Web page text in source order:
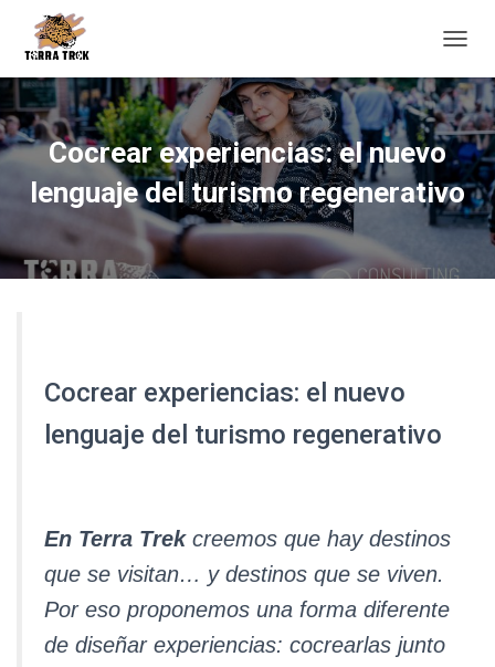
A
M
B
I
A
R
M
O
O
Cocrear experiencias: el nuevo
lenguaje del turismo regenerativo
Cocrear experiencias: el nuevo
lenguaje del turismo regenerativo
En Terra Trek creemos que hay destinos
que se visitan… y destinos que se viven.
Por eso proponemos una forma diferente
de diseñar experiencias: cocrearlas junto